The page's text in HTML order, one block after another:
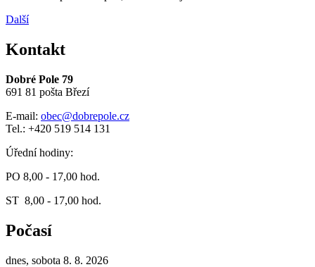
Další
Kontakt
Dobré Pole 79
691 81 pošta Březí
E-mail: obec@dobrepole.cz
Tel.: +420 519 514 131
Úřední hodiny:
PO 8,00 - 17,00 hod.
ST 8,00 - 17,00 hod.
Počasí
dnes, sobota 8. 8. 2026